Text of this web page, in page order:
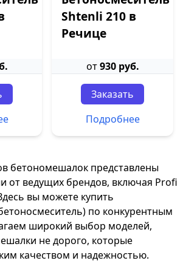
Shtenli 210 в
Речице
от930 руб.
Заказать
Подробнее
бетономешалок представлены
от ведущих брендов, включая Profi
вы можете купить
по конкурентным
широкий выбор моделей,
не дорого, которые
качеством и надежностью.